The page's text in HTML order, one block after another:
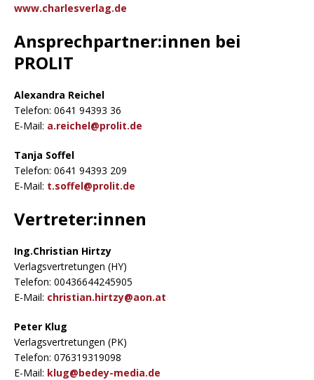
www.charlesverlag.de
Ansprechpartner:innen bei
PROLIT
Alexandra Reichel
Telefon: 0641 94393 36
E-Mail: a.reichel@prolit.de
Tanja Soffel
Telefon: 0641 94393 209
E-Mail: t.soffel@prolit.de
Vertreter:innen
Ing.Christian Hirtzy
Verlagsvertretungen (HY)
Telefon: 00436644245905
E-Mail: christian.hirtzy@aon.at
Peter Klug
Verlagsvertretungen (PK)
Telefon: 076319319098
E-Mail: klug@bedey-media.de